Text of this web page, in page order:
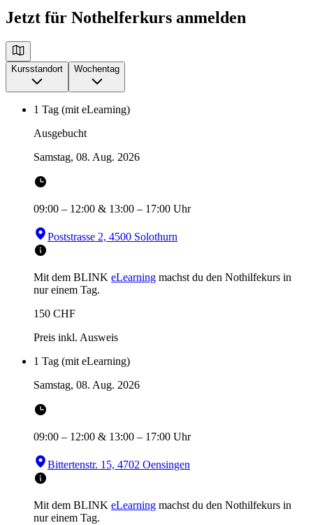
Jetzt für Nothelferkurs anmelden
Kursstandort Wochentag
1 Tag (mit eLearning)
Ausgebucht
Samstag, 08. Aug. 2026
09:00 – 12:00 & 13:00 – 17:00 Uhr
Poststrasse 2, 4500 Solothurn
Mit dem BLINK eLearning machst du den Nothilfekurs in
nur einem Tag.
150 CHF
Preis inkl. Ausweis
1 Tag (mit eLearning)
Samstag, 08. Aug. 2026
09:00 – 12:00 & 13:00 – 17:00 Uhr
Bittertenstr. 15, 4702 Oensingen
Mit dem BLINK eLearning machst du den Nothilfekurs in
nur einem Tag.